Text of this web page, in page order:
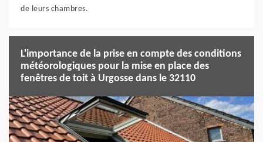
de leurs chambres.
L'importance de la prise en compte des conditions
météorologiques pour la mise en place des
fenêtres de toit à Urgosse dans le 32110